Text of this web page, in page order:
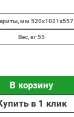
мм 520х1021х557
Вес, кг55
В корзину
в 1 клик